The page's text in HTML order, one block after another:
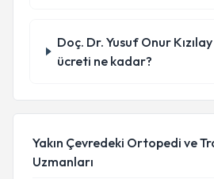
Doç. Dr. Yusuf Onur
ücreti ne kadar?
Yakın Çevredeki Ortopedi ve
Uzmanları